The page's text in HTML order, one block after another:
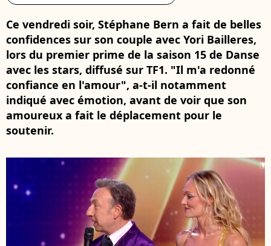
Ce vendredi soir, Stéphane Bern a fait de belles
confidences sur son couple avec Yori Bailleres,
lors du premier prime de la saison 15 de Danse
avec les stars, diffusé sur TF1. "Il m'a redonné
confiance en l'amour", a-t-il notamment
indiqué avec émotion, avant de voir que son
amoureux a fait le déplacement pour le
soutenir.